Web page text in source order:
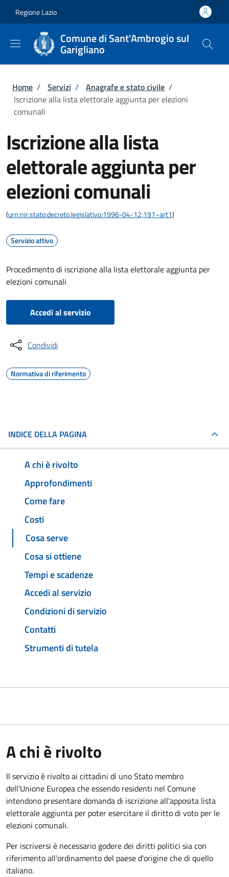
Regione Lazio
Comune di Sant'Ambrogio sul
Garigliano
Briciole di pane
Home / Servizi / Anagrafe e stato civile /
Iscrizione alla lista elettorale aggiunta per elezioni
comunali
Iscrizione alla lista
elettorale aggiunta per
elezioni comunali
(urn:nir:stato:decreto.legislativo:1996-04-12;197~art1)
Servizio attivo
Procedimento di iscrizione alla lista elettorale aggiunta per
elezioni comunali
Accedi al servizio
Condividi
Normativa di riferimento
INDICE DELLA PAGINA
A chi è rivolto
Approfondimenti
Come fare
Costi
Cosa serve
Cosa si ottiene
Tempi e scadenze
Accedi al servizio
Condizioni di servizio
Contatti
Strumenti di tutela
A chi è rivolto
Il servizio è rivolto ai cittadini di uno Stato membro
dell'Unione Europea che essendo residenti nel Comune
intendono presentare domanda di iscrizione all'apposita lista
elettorale aggiunta per poter esercitare il diritto di voto per le
elezioni comunali.
Per iscriversi è necessario godere dei diritti politici sia con
riferimento all'ordinamento del paese d'origine che di quello
italiano.